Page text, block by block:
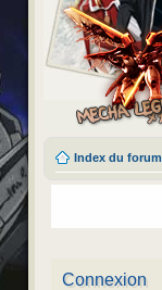
Index du forum
Connexion